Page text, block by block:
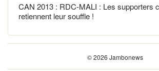
CAN 2013 : RDC-MALI : Les supporters
retiennent leur souffle !
© 2026 Jambonews